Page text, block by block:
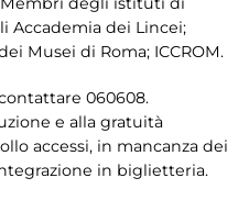
Accademia dei Lincei;
Musei di Roma; ICCROM.
060608.
e alla gratuità
accessi, in mancanza dei
in biglietteria.